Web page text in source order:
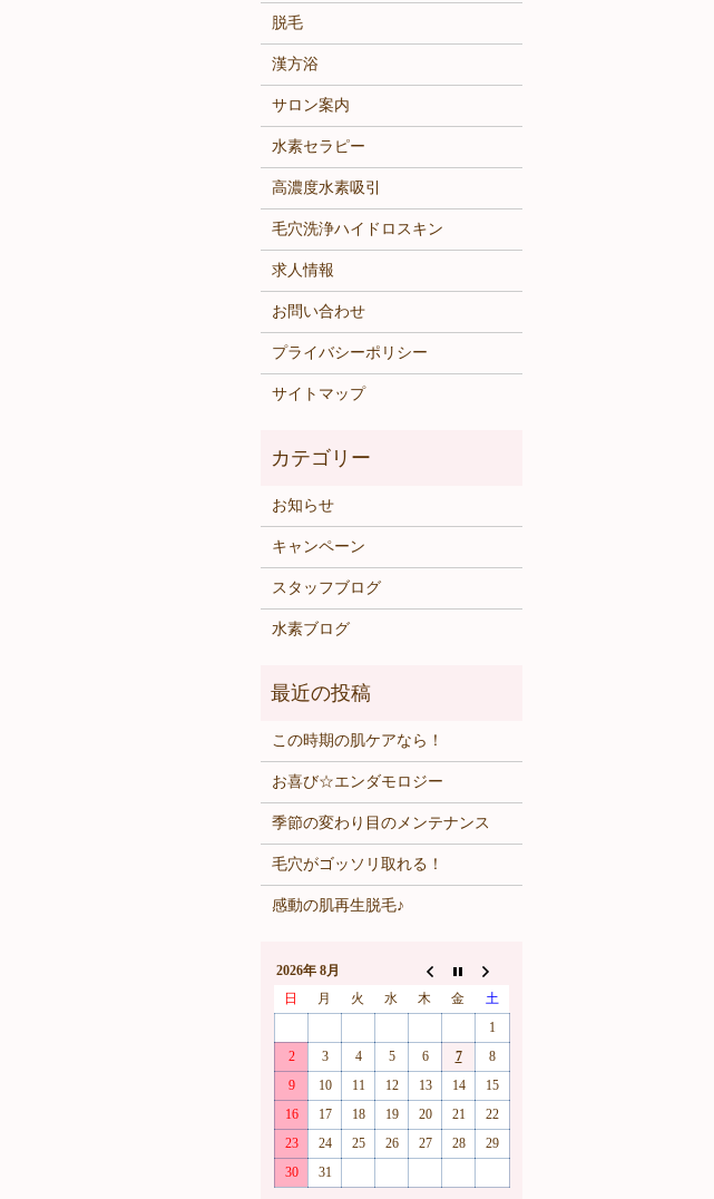
脱毛
漢方浴
サロン案内
水素セラピー
高濃度水素吸引
毛穴洗浄ハイドロスキン
求人情報
お問い合わせ
プライバシーポリシー
サイトマップ
お知らせ
キャンペーン
スタッフブログ
水素ブログ
この時期の肌ケアなら！
お喜び☆エンダモロジー
季節の変わり目のメンテナンス
毛穴がゴッソリ取れる！
感動の肌再生脱毛♪
2026年 8月
日
月 火 水 木 金
土
1
2
3 4 5 6 7
8
9
10 11 12 13 14
15
16
17 18 19 20 21
22
23
24 25 26 27 28
29
30
31